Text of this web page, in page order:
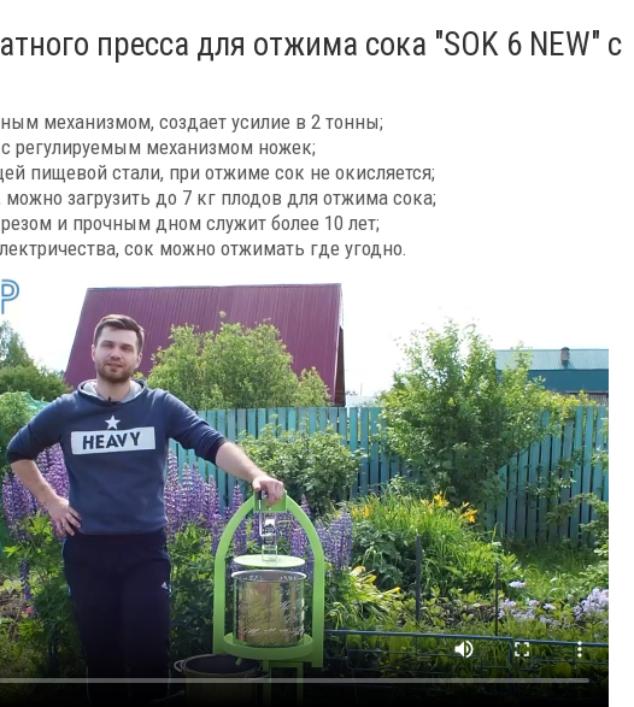
пресса для отжима сока "SOK 6 NEW" с
механизмом, создает усилие в 2 тонны;
регулируемым механизмом ножек;
пищевой стали, при отжиме сок не окисляется;
загрузить до 7 кг плодов для отжима сока;
и прочным дном служит более 10 лет;
сок можно отжимать где угодно.